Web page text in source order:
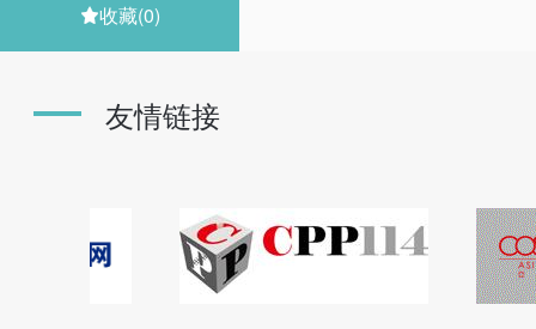
收藏(0)
友情链接